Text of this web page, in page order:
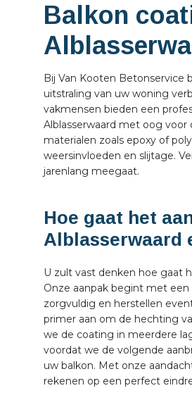
Balkon
Bij Van Kooten Betonservice
uitstraling van uw woning
vakmensen bieden een
Alblasserwaard met oog
materialen zoals epoxy of
weersinvloeden en slijtage.
jarenlang meegaat.
Hoe gaat het
Alblasserwaard
U zult vast denken hoe gaat
Onze aanpak begint met
zorgvuldig en herstellen
primer aan om de hechting
we de coating in meerdere
voordat we de volgende
uw balkon. Met onze
rekenen op een perfect